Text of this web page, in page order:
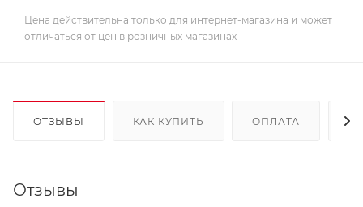
Цена действительна только для интернет-магазина и может
отличаться от цен в розничных магазинах
ОТЗЫВЫ КАК КУПИТЬ ОПЛАТА
Отзывы